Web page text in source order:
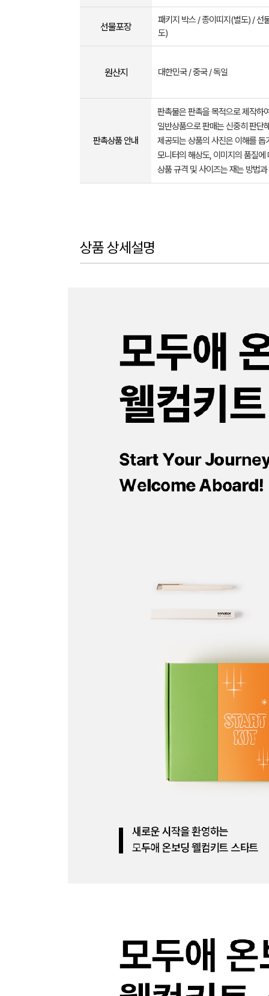
선물포장
패키지 박스 / 종이띠지(별도) / 선
도)
원산지 대한민국 / 중국 / 독일
판촉상품 안내
판촉물은 판촉을 목적으로 제작하
일반상품으로 판매는 신중히 판단
제공되는 상품의 사진은 이해를
모니터의 해상도, 이미지의 품질
상품 규격 및 사이즈는 재는 방법
상품 상세설명